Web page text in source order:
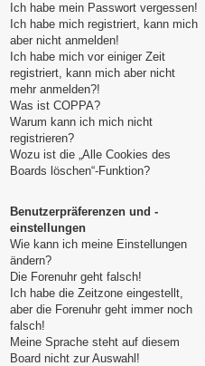
Ich habe mein Passwort vergessen!
Ich habe mich registriert, kann mich
aber nicht anmelden!
Ich habe mich vor einiger Zeit
registriert, kann mich aber nicht
mehr anmelden?!
Was ist COPPA?
Warum kann ich mich nicht
registrieren?
Wozu ist die „Alle Cookies des
Boards löschen“-Funktion?
Benutzerpräferenzen und -
einstellungen
Wie kann ich meine Einstellungen
ändern?
Die Forenuhr geht falsch!
Ich habe die Zeitzone eingestellt,
aber die Forenuhr geht immer noch
falsch!
Meine Sprache steht auf diesem
Board nicht zur Auswahl!